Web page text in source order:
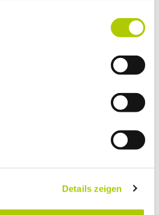
Details zeigen
Antriebsarten finden Sie hier
neue Original?
Mit Herz, Hand und